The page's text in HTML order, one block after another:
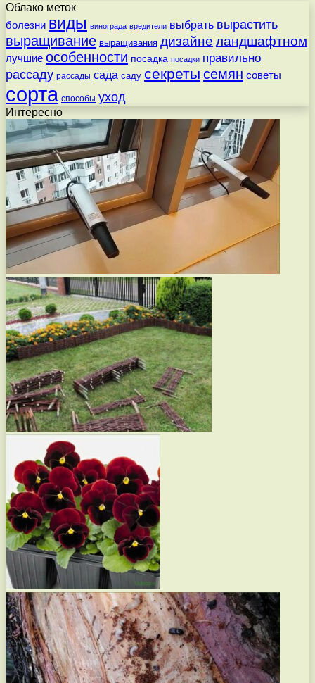
Облако меток
болезни виды винограда вредители выбрать вырастить
выращивание выращивания дизайне ландшафтном
лучшие особенности посадка посадки правильно
рассаду рассады сада саду секреты семян советы
сорта способы уход
Интересно